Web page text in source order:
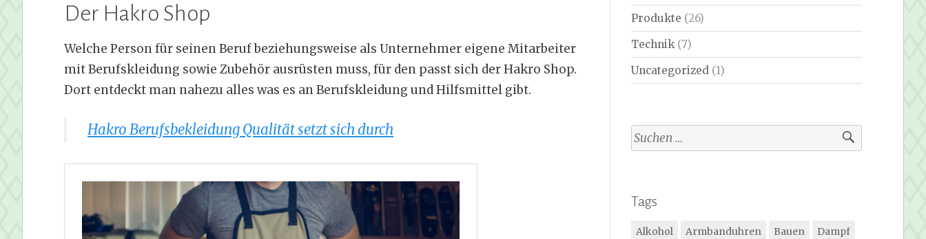
Der Hakro Shop
Welche Person für seinen Beruf beziehungsweise als Unternehmer eigene Mitarbeiter
mit Berufskleidung sowie Zubehör ausrüsten muss, für den passt sich der Hakro Shop.
Dort entdeckt man nahezu alles was es an Berufskleidung und Hilfsmittel gibt.
Hakro Berufsbekleidung Qualität setzt sich durch
Produkte (26)
Technik(7)
Uncategorized (1)
Suchen
nach:
Tags
Alkohol Armbanduhren Bauen
Dampf